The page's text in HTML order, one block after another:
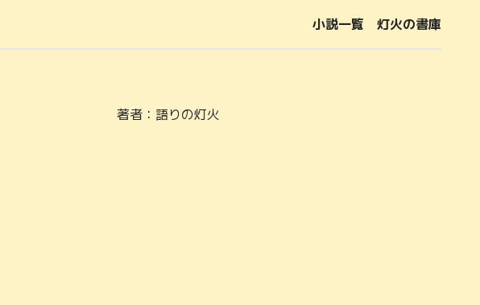
小説一覧 灯火の書庫
著者： 語りの灯火